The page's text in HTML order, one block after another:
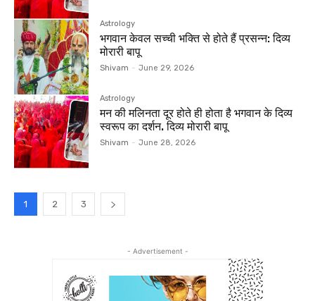
Astrology
भगवान केवल सच्ची भक्ति से होते हैं प्रसन्न: दिव्य
मोरारी बापू
Shivam - June 29, 2026
Astrology
मन की मलिनता दूर होते ही होता है भगवान के दिव्य
स्वरूप का दर्शन. दिव्य मोरारी बापू
Shivam - June 28, 2026
1 2 3
- Advertisement -